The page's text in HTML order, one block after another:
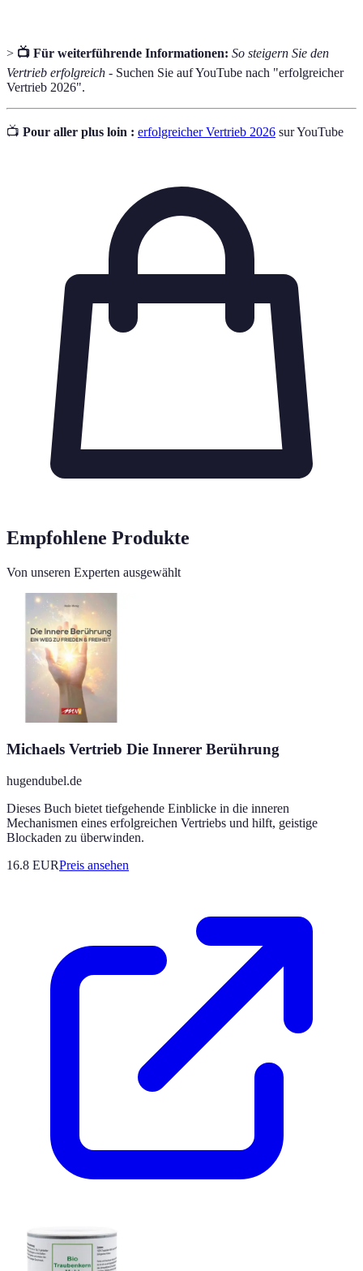
> 📺 Für weiterführende Informationen: So steigern Sie den
Vertrieb erfolgreich - Suchen Sie auf YouTube nach "erfolgreicher
Vertrieb 2026".
📺 Pour aller plus loin : erfolgreicher Vertrieb 2026 sur YouTube
Empfohlene Produkte
Von unseren Experten ausgewählt
Michaels Vertrieb Die Innerer Berührung
hugendubel.de
Dieses Buch bietet tiefgehende Einblicke in die inneren
Mechanismen eines erfolgreichen Vertriebs und hilft, geistige
Blockaden zu überwinden.
16.8 EURPreis ansehen